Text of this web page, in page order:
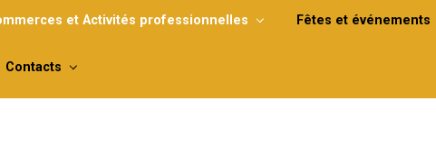
et Activités professionnelles Fêtes et événements
Contacts